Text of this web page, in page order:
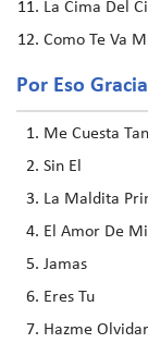
La Cima Del
Como Te Va
Por Eso
Me Cuesta
Sin El
La Maldita
El Amor De
Jamas
Eres Tu
Hazme